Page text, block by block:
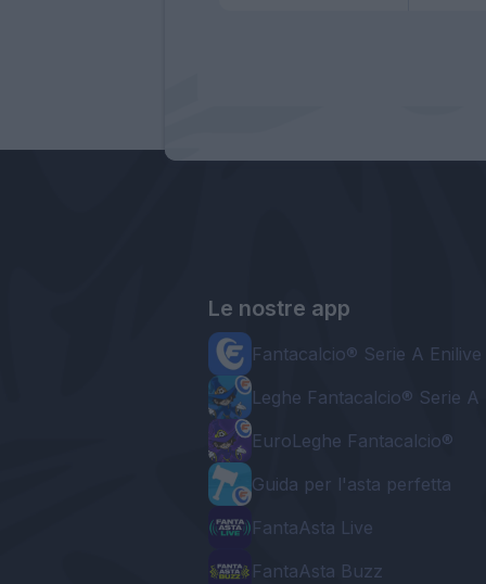
Le nostre app
Fantacalcio® Serie A Enilive
Leghe Fantacalcio® Serie A
EuroLeghe Fantacalcio®
Guida per l'asta perfetta
FantaAsta Live
FantaAsta Buzz